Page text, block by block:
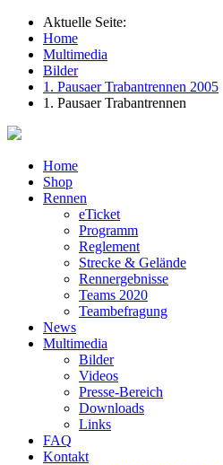
Aktuelle Seite:
Home
Multimedia
Bilder
1. Pausaer Trabantrennen 2005
1. Pausaer Trabantrennen
Home
Shop
Rennen
eTicket
Programm
Reglement
Strecke & Gelände
Rennergebnisse
Teams 2020
Teambefragung
News
Multimedia
Bilder
Videos
Presse-Bereich
Downloads
Links
FAQ
Kontakt